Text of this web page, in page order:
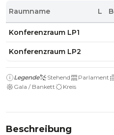
Raumname L B
Konferenzraum LP1
Konferenzraum LP2
Legende Stehend Parlament
Gala / Bankett
Kreis
Beschreibung